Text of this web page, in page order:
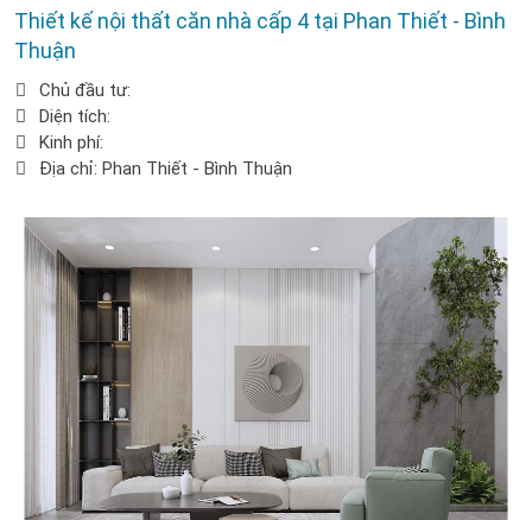
Thiết kế nội thất căn nhà cấp 4 tại Phan Thiết - Bình
Thuận
Chủ đầu tư:
Diện tích:
Kinh phí:
Địa chỉ: Phan Thiết - Bình Thuận